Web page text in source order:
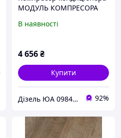
МОДУЛЬ КОМПРЕСОРА
977E1-CV400
В наявності
4 656₴
Купити
Дізель ЮА 0984784109 автозапчастини 92%